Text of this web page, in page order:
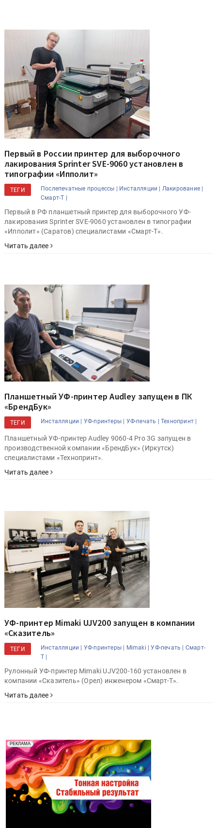
Первый в России принтер для выборочного
лакирования Sprinter SVE-9060 установлен в
типографии «Ипполит»
ТЕГИ Послепечатные процессы | Инсталляции |
Лакирование |
Смарт-Т |
Первый в РФ планшетный принтер для выборочного УФ-
лакирования Sprinter SVE-9060 установлен в типографии
«Ипполит» (Саратов) специалистами «Смарт-Т».
Читать далее
Планшетный УФ-принтер Audley запущен в ПК
«БрендБук»
ТЕГИ Инсталляции | УФ-принтеры | УФ-печать | Технопринт |
Планшетный УФ-принтер Audley 9060-4 Pro 3G запущен в
производственной компании «БрендБук» (Иркутск)
специалистами «Технопринт».
Читать далее
УФ-принтер Mimaki UJV200 запущен в компании
«Сказитель»
ТЕГИ Инсталляции | УФ-принтеры | Mimaki | УФ-печать | Смарт-
Т |
Рулонный УФ-принтер Mimaki UJV200-160 установлен в
компании «Сказитель» (Орел) инженером «Смарт-Т».
Читать далее
РЕКЛАМА
Реклама. Рекламодатель ООО "Передовые Системы
Печати" erid: 2SDnjd2d4Qz